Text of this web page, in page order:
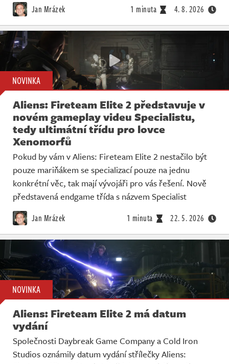
Jan Mrázek 1 minuta 4. 8. 2026
NOVINKA
Aliens: Fireteam Elite 2 představuje v
novém gameplay videu Specialistu,
tedy ultimátní třídu pro lovce
Xenomorfů
Pokud by vám v Aliens: Fireteam Elite 2 nestačilo být
pouze mariňákem se specializací pouze na jednu
konkrétní věc, tak mají vývojáři pro vás řešení. Nově
představená endgame třída s názvem Specialist
Jan Mrázek 1 minuta 22. 5. 2026
NOVINKA
Aliens: Fireteam Elite 2 má datum
vydání
Společnosti Daybreak Game Company a Cold Iron
Studios oznámily datum vydání střílečky Aliens: